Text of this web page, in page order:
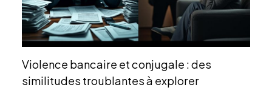
Violence bancaire et conjugale : des
similitudes troublantes à explorer